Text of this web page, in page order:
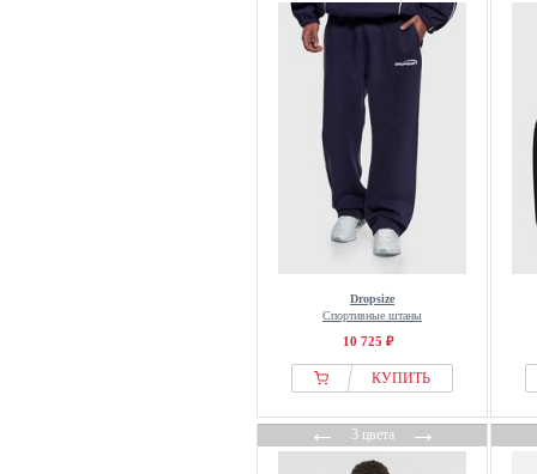
Dropsize
Спортивные штаны
10 725 ₽
КУПИТЬ
←3 цвета→